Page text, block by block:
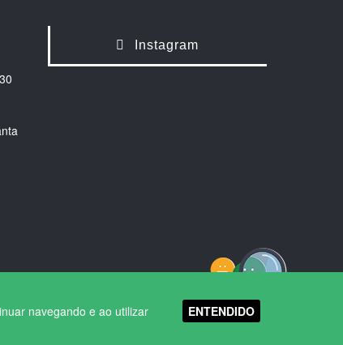
navegando e ao utilizar
ENTENDIDO
Instagram